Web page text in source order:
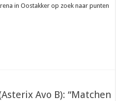
in Oostakker op zoek naar punten
Avo B): “Matchen